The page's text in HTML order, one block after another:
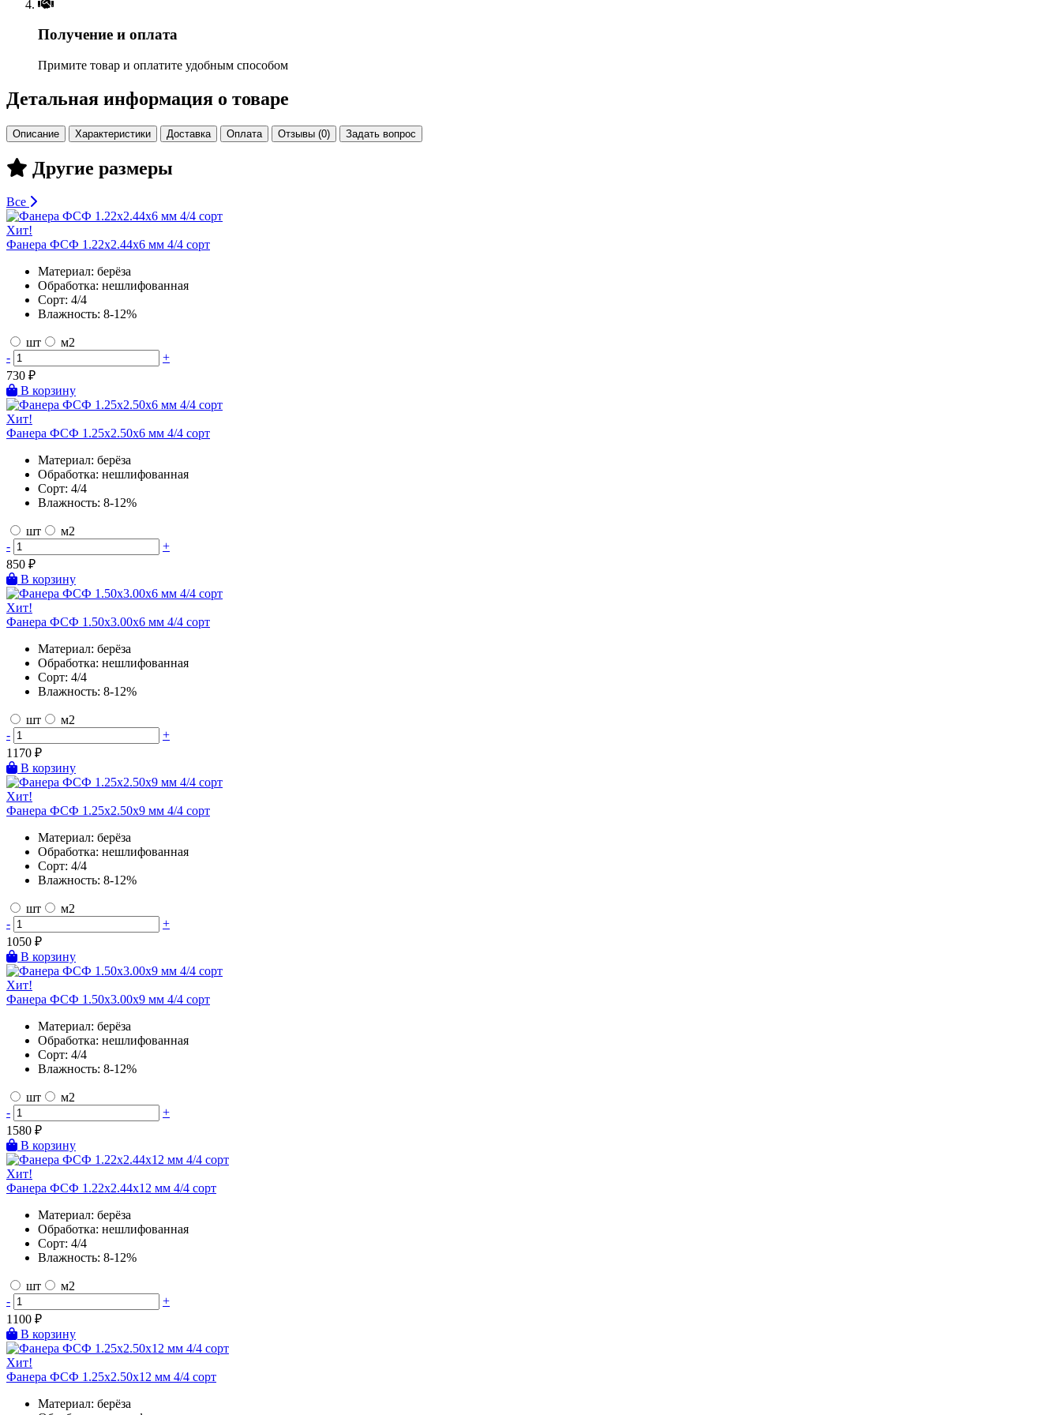
Получение и оплата
Примите товар и оплатите удобным способом
Детальная информация о товаре
Описание Характеристики Доставка Оплата Отзывы (0) Задать вопрос
Другие размеры
Все
Хит!
Фанера ФСФ 1.22х2.44х6 мм 4/4 сорт
Материал: берёза
Обработка: нешлифованная
Сорт: 4/4
Влажность: 8-12%
шт
м2
-
+
730 ₽
В корзину
Хит!
Фанера ФСФ 1.25х2.50х6 мм 4/4 сорт
Материал: берёза
Обработка: нешлифованная
Сорт: 4/4
Влажность: 8-12%
шт
м2
-
+
850 ₽
В корзину
Хит!
Фанера ФСФ 1.50х3.00х6 мм 4/4 сорт
Материал: берёза
Обработка: нешлифованная
Сорт: 4/4
Влажность: 8-12%
шт
м2
-
+
1170 ₽
В корзину
Хит!
Фанера ФСФ 1.25х2.50х9 мм 4/4 сорт
Материал: берёза
Обработка: нешлифованная
Сорт: 4/4
Влажность: 8-12%
шт
м2
-
+
1050 ₽
В корзину
Хит!
Фанера ФСФ 1.50х3.00х9 мм 4/4 сорт
Материал: берёза
Обработка: нешлифованная
Сорт: 4/4
Влажность: 8-12%
шт
м2
-
+
1580 ₽
В корзину
Хит!
Фанера ФСФ 1.22х2.44х12 мм 4/4 сорт
Материал: берёза
Обработка: нешлифованная
Сорт: 4/4
Влажность: 8-12%
шт
м2
-
+
1100 ₽
В корзину
Хит!
Фанера ФСФ 1.25х2.50х12 мм 4/4 сорт
Материал: берёза